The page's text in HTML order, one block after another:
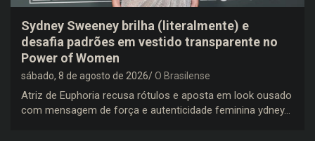
Sydney Sweeney brilha (literalmente) e
desafia padrões em vestido transparente no
Power of Women
sábado, 8 de agosto de 2026 O Brasilense
Atriz de Euphoria recusa rótulos e aposta em look ousado
com mensagem de força e autenticidade feminina ydney…